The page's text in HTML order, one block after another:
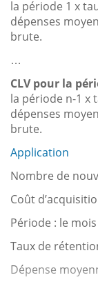
la période 1 x
dépenses
brute.
…
CLV pour la
la période n-1 x
dépenses
brute.
Application
Nombre de
Coût
Période : le mois
Taux de
Dépense